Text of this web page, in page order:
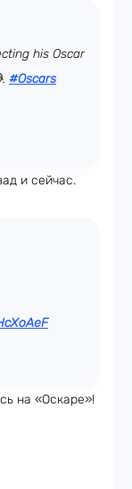
his Oscar
#Oscars
и сейчас.
на «Оскаре»!